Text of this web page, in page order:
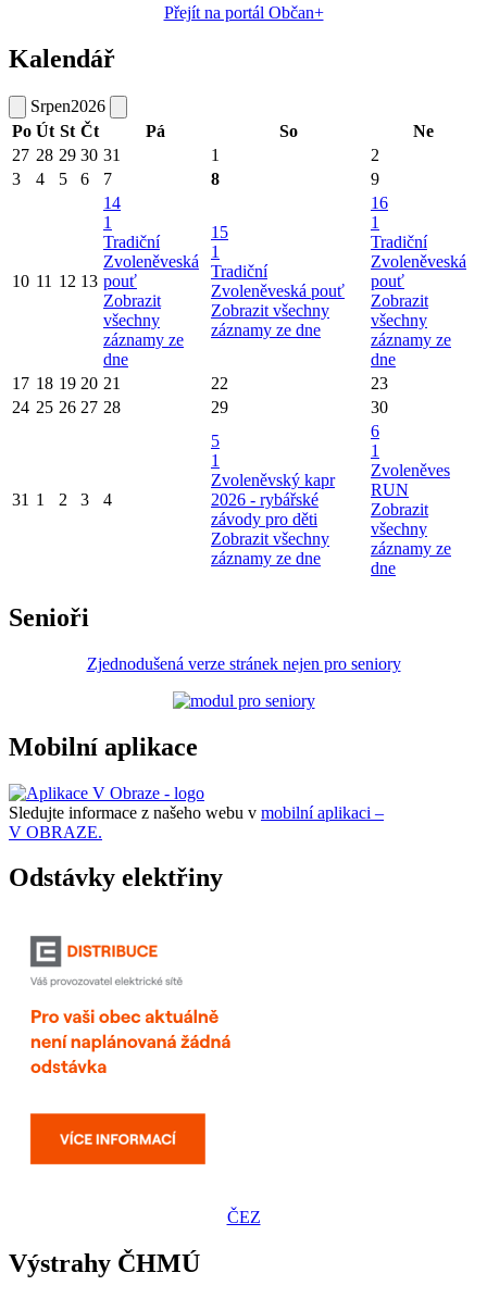
Přejít na portál Občan+
Kalendář
Srpen2026
Po Út St Čt Pá So
Ne
27 28 29 30 31 1
2
3
4 5 6 7 8 9
10 11 12 13
14
1
Tradiční
Zvoleněveská
pouť
Zobrazit
všechny
záznamy ze
dne
15
1
Tradiční
Zvoleněveská pouť
Zobrazit všechny
záznamy ze dne
16
1
Tradiční
Zvoleněveská
pouť
Zobrazit
všechny
záznamy ze
dne
17 18 19 20 21 22
23
24 25 26 27 28 29 30
31 1 2 3 4
5
1
Zvoleněvský kapr
2026 - rybářské
závody pro děti
Zobrazit všechny
záznamy ze dne
6
1
Zvoleněves
RUN
Zobrazit
všechny
záznamy ze
dne
Senioři
Zjednodušená verze stránek nejen pro seniory
Mobilní aplikace
Sledujte informace z našeho webu v mobilní aplikaci –
V OBRAZE.
Odstávky elektřiny
ČEZ
Výstrahy ČHMÚ